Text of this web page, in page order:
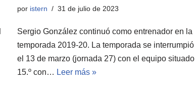
por istern 31 de julio de 2023
Sergio González continuó como entrenador en la
temporada 2019-20. La temporada se interrumpió
el 13 de marzo (jornada 27) con el equipo situado
15.º con… Leer más »